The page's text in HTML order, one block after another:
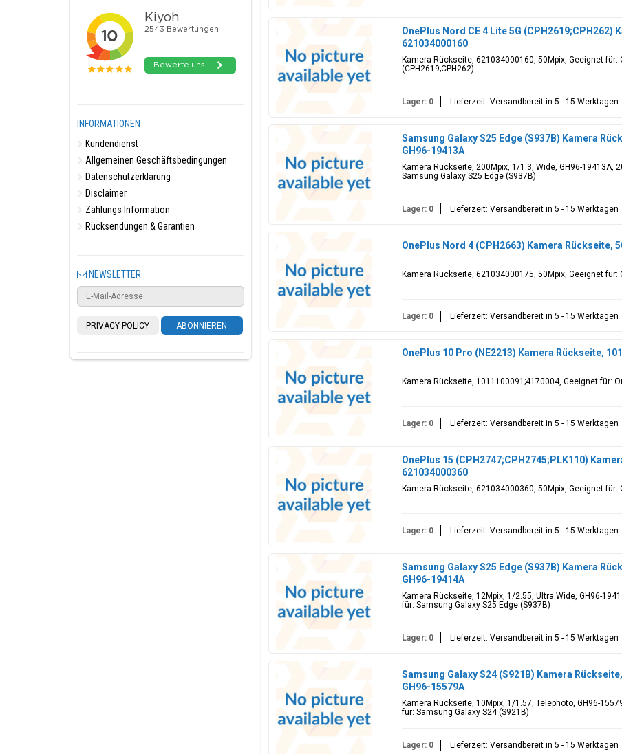
INFORMATIONEN
Kundendienst
Allgemeinen Geschäftsbedingungen
Datenschutzerklärung
Disclaimer
Zahlungs Information
Rücksendungen & Garantien
NEWSLETTER
PRIVACY POLICY ABONNIEREN
OnePlus Nord CE 4 Lite 5G (CPH2619;CPH262)
621034000160
Kamera Rückseite, 621034000160, 50Mpix, Geeignet für:
(CPH2619;CPH262)
Lager: 0 Lieferzeit: Versandbereit in 5 - 15 Werktagen
Samsung Galaxy S25 Edge (S937B) Kamera
GH96-19413A
Kamera Rückseite, 200Mpix, 1/1.3, Wide, GH96-19413A,
Samsung Galaxy S25 Edge (S937B)
Lager: 0 Lieferzeit: Versandbereit in 5 - 15 Werktagen
OnePlus Nord 4 (CPH2663) Kamera Rückseite,
Kamera Rückseite, 621034000175, 50Mpix, Geeignet für:
Lager: 0 Lieferzeit: Versandbereit in 5 - 15 Werktagen
OnePlus 10 Pro (NE2213) Kamera Rückseite,
Kamera Rückseite, 1011100091;4170004, Geeignet für:
Lager: 0 Lieferzeit: Versandbereit in 5 - 15 Werktagen
OnePlus 15 (CPH2747;CPH2745;PLK110)
621034000360
Kamera Rückseite, 621034000360, 50Mpix, Geeignet für:
Lager: 0 Lieferzeit: Versandbereit in 5 - 15 Werktagen
Samsung Galaxy S25 Edge (S937B) Kamera
GH96-19414A
Kamera Rückseite, 12Mpix, 1/2.55, Ultra Wide, GH96-
für: Samsung Galaxy S25 Edge (S937B)
Lager: 0 Lieferzeit: Versandbereit in 5 - 15 Werktagen
Samsung Galaxy S24 (S921B) Kamera
GH96-15579A
Kamera Rückseite, 10Mpix, 1/1.57, Telephoto, GH96-
für: Samsung Galaxy S24 (S921B)
Lager: 0 Lieferzeit: Versandbereit in 5 - 15 Werktagen